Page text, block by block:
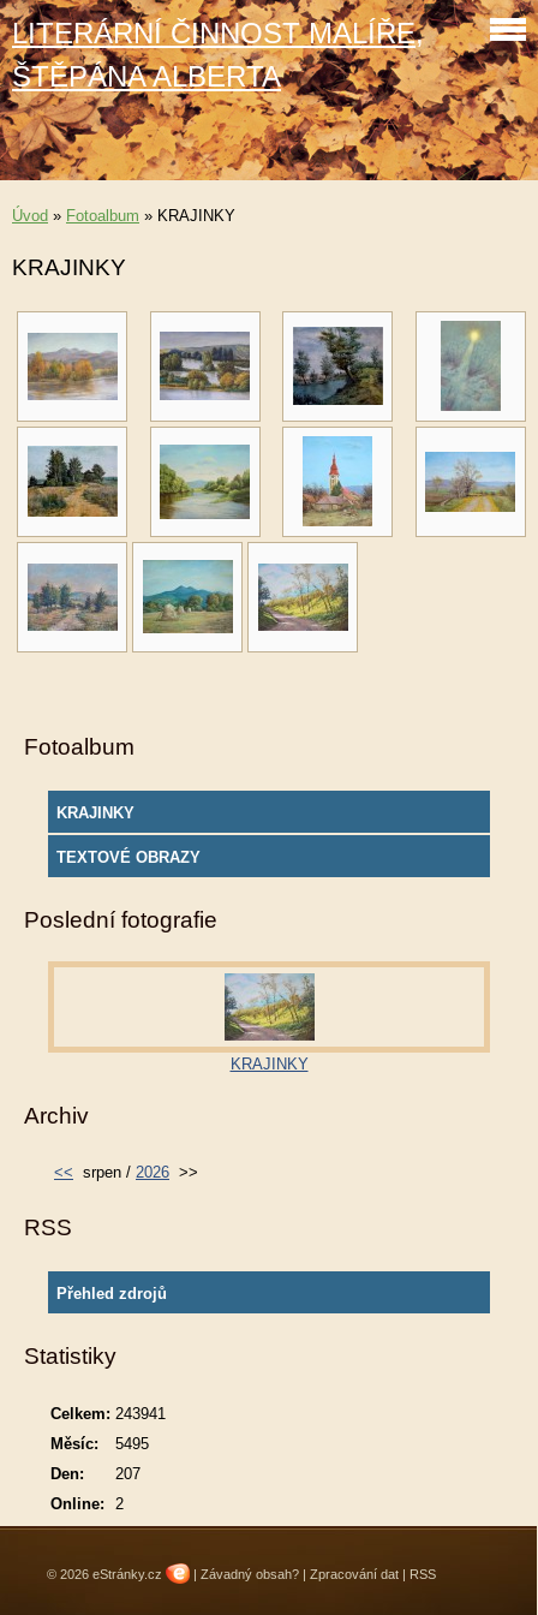
LITERÁRNÍ ČINNOST MALÍŘE,
ŠTĚPÁNA ALBERTA
Úvod » Fotoalbum » KRAJINKY
KRAJINKY
Fotoalbum
KRAJINKY
TEXTOVÉ OBRAZY
Poslední fotografie
KRAJINKY
Archiv
<< srpen / 2026 >>
RSS
Přehled zdrojů
Statistiky
Online: 2
Celkem: 243941
Měsíc:
5495
Den:
207
© 2026 eStránky.cz Závadný obsah? Zpracování dat RSS